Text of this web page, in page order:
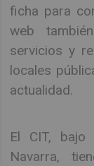
ficha para
web
servicios y
locales
actualidad.
El CIT, bajo
Navarra,